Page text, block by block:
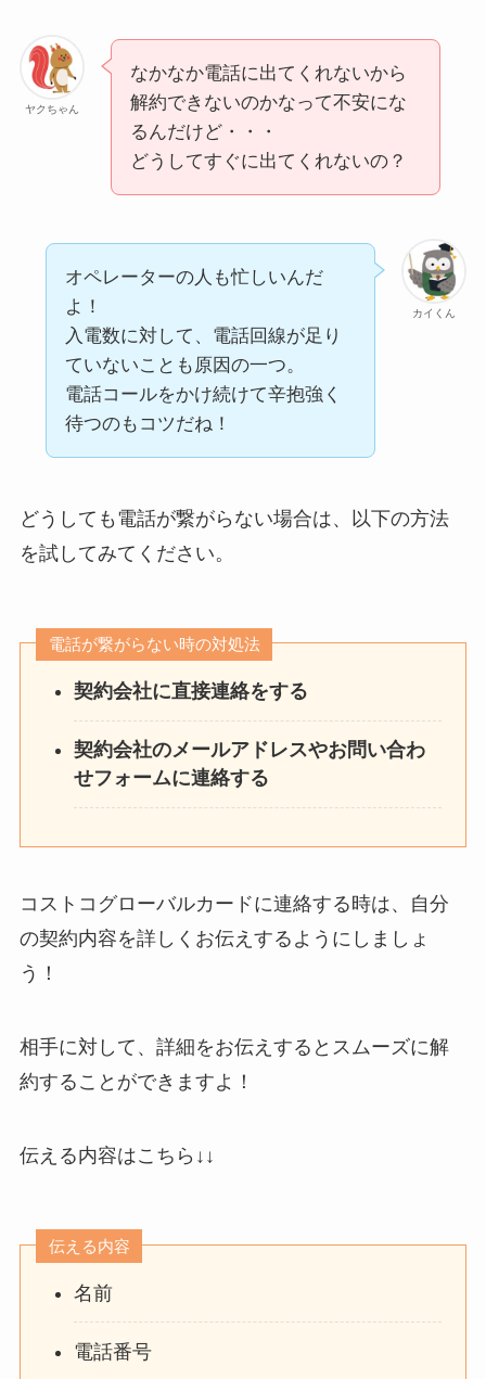
ヤクちゃん
なかなか電話に出てくれないから
解約できないのかなって不安にな
るんだけど・・・
どうしてすぐに出てくれないの？
カイくん
オペレーターの人も忙しいんだ
よ！
入電数に対して、電話回線が足り
ていないことも原因の一つ。
電話コールをかけ続けて辛抱強く
待つのもコツだね！
どうしても電話が繋がらない場合は、以下の方法
を試してみてください。
電話が繋がらない時の対処法
契約会社に直接連絡をする
契約会社のメールアドレスやお問い合わ
せフォームに連絡する
コストコグローバルカードに連絡する時は、自分
の契約内容を詳しくお伝えするようにしましょ
う！
相手に対して、詳細をお伝えするとスムーズに解
約することができますよ！
伝える内容はこちら↓↓
伝える内容
名前
電話番号